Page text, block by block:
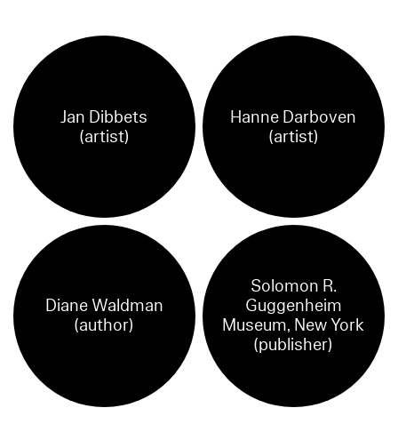
Jan Dibbets
(artist)
Hanne Darboven
(artist)
Diane Waldman
(author)
Solomon R.
Guggenheim
Museum, New York
(publisher)